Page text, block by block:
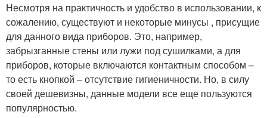
Несмотря на практичность и удобство в использовании, к
сожалению, существуют и некоторые минусы , присущие
для данного вида приборов. Это, например,
забрызганные стены или лужи под сушилками, а для
приборов, которые включаются контактным способом –
то есть кнопкой – отсутствие гигиеничности. Но, в силу
своей дешевизны, данные модели все еще пользуются
популярностью.